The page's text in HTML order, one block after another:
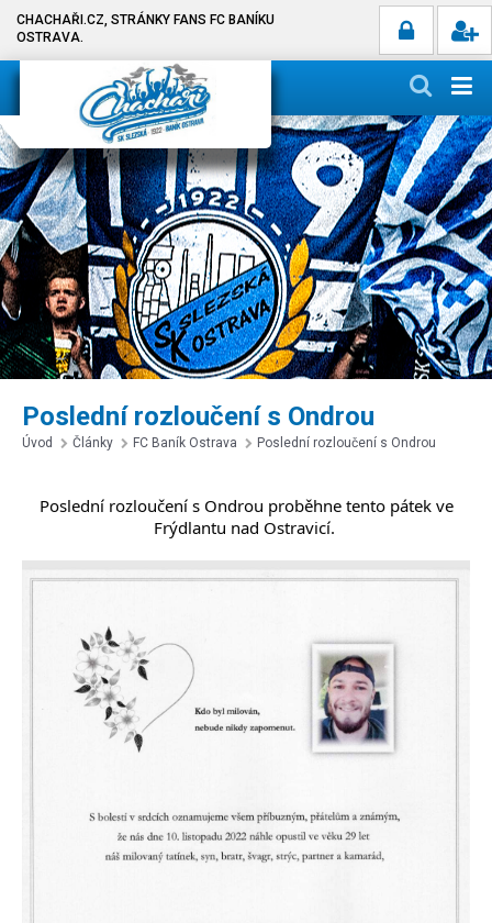
CHACHAŘI.CZ, STRÁNKY FANS FC BANÍKU
OSTRAVA.
Poslední rozloučení s Ondrou
Úvod Články FC Baník Ostrava Poslední rozloučení s Ondrou
Frýdlantu nad Ostravicí.